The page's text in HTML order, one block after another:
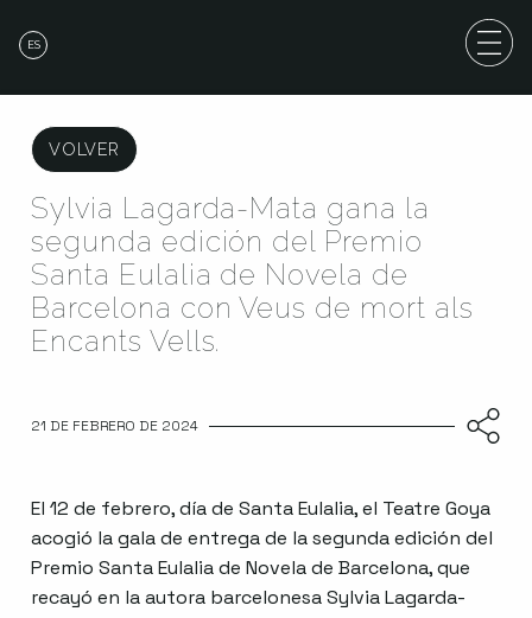
ES
VOLVER
Sylvia Lagarda-Mata gana la
segunda edición del Premio
Santa Eulalia de Novela de
Barcelona con Veus de mort als
Encants Vells.
21 DE FEBRERO DE 2024
El 12 de febrero, día de Santa Eulalia, el Teatre Goya
acogió la gala de entrega de la segunda edición del
Premio Santa Eulalia de Novela de Barcelona, que
recayó en la autora barcelonesa Sylvia Lagarda-